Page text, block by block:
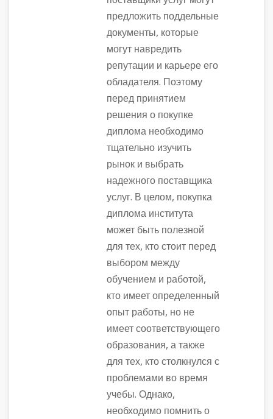
предложить поддельные
документы, которые
могут навредить
репутации и карьере его
обладателя. Поэтому
перед принятием
решения о покупке
диплома необходимо
тщательно изучить
рынок и выбрать
надежного поставщика
услуг. В целом, покупка
диплома института
может быть полезной
для тех, кто стоит перед
выбором между
обучением и работой,
кто имеет определенный
опыт работы, но не
имеет соответствующего
образования, а также
для тех, кто столкнулся с
проблемами во время
учебы. Однако,
необходимо помнить о